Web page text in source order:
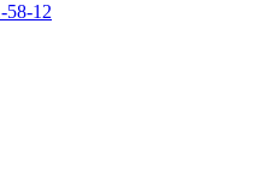
58-12